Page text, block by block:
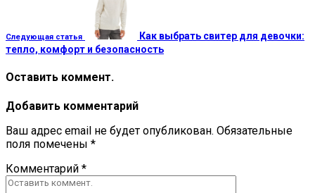
Следующая статья
Как выбрать свитер для девочки:
тепло, комфорт и безопасность
Оставить коммент.
Добавить комментарий
Ваш адрес email не будет опубликован. Обязательные
поля помечены *
Комментарий *